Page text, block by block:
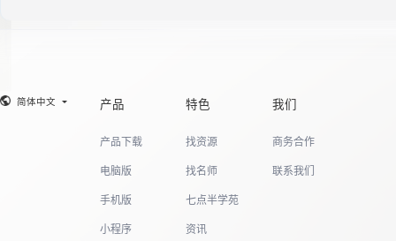
简体中文 产品
产品下载
电脑版
手机版
小程序
特色
找资源
找名师
七点半学苑
资讯
我们
商务合作
联系我们